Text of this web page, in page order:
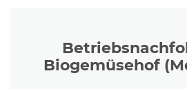
Biogemüsehof